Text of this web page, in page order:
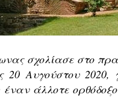
σχολίασε στο
20 Αυγούστου
άλλοτε
Кирилл Мурышев